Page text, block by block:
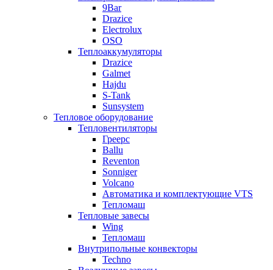
9Bar
Drazice
Electrolux
OSO
Теплоаккумуляторы
Drazice
Galmet
Hajdu
S-Tank
Sunsystem
Тепловое оборудование
Тепловентиляторы
Греерс
Ballu
Reventon
Sonniger
Volcano
Автоматика и комплектующие VTS
Тепломаш
Тепловые завесы
Wing
Тепломаш
Внутрипольные конвекторы
Techno